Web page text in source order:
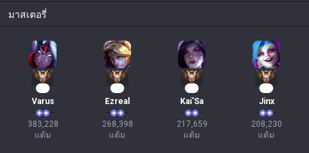
มาสเตอรี่
Varus
383,228
แต้ม
Ezreal
268,398
แต้ม
Kai'Sa
217,659
แต้ม
Jinx
208,230
แต้ม